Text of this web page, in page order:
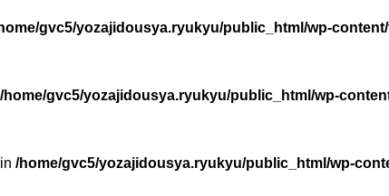
gvc5/yozajidousya.ryukyu/public_html/wp-
/home/gvc5/yozajidousya.ryukyu/public_html/wp-
/home/gvc5/yozajidousya.ryukyu/public_html/wp-